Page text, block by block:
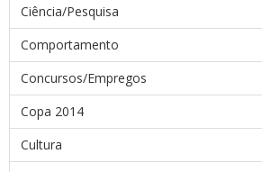
Ciência/Pesquisa
Comportamento
Concursos/Empregos
Copa 2014
Cultura